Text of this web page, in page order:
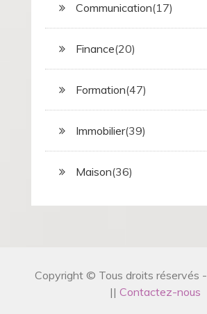
Communication(17)
Finance(20)
Formation(47)
Immobilier(39)
Maison(36)
Copyright © Tous droits réservés -
||Contactez-nous